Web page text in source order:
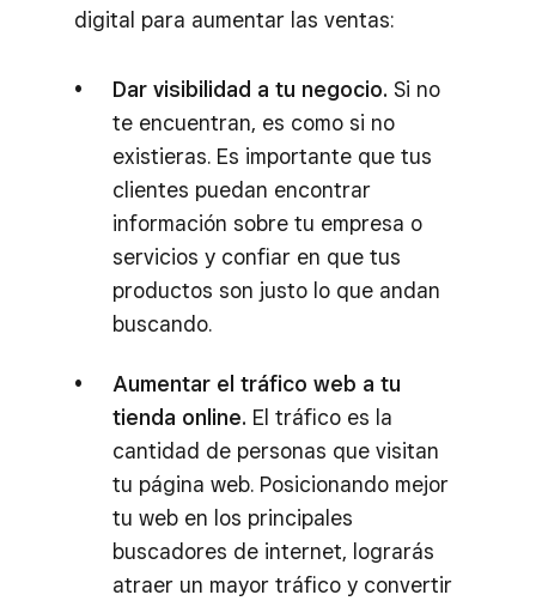
digital para aumentar las ventas:
Dar visibilidad a tu negocio. Si no
te encuentran, es como si no
existieras. Es importante que tus
clientes puedan encontrar
información sobre tu empresa o
servicios y confiar en que tus
productos son justo lo que andan
buscando.
Aumentar el tráfico web a tu
tienda online. El tráfico es la
cantidad de personas que visitan
tu página web. Posicionando mejor
tu web en los principales
buscadores de internet, lograrás
atraer un mayor tráfico y convertir